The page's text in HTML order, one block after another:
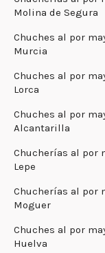
Molina de Segura
Chuches al por
Murcia
Chuches al por
Lorca
Chuches al por
Alcantarilla
Chucherías al por
Lepe
Chucherías al por
Moguer
Chuches al por
Huelva